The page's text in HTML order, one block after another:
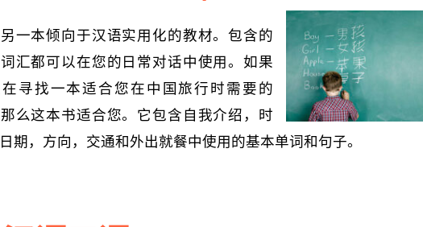
一本倾向于汉语实用化的教材。包含的
汇都可以在您的日常对话中使用。如果
寻找一本适合您在中国旅行时需要的
么这本书适合您。它包含自我介绍，时
期，方向，交通和外出就餐中使用的基本单词和句子。